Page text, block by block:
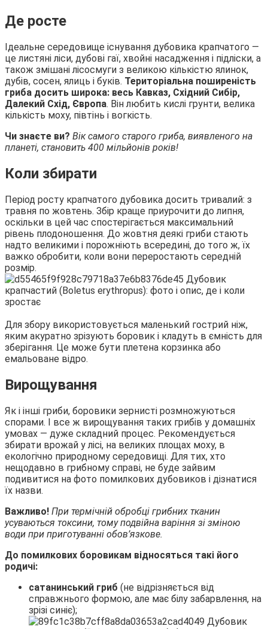
Де росте
Ідеальне середовище існування дубовика крапчатого —
це листяні ліси, дубові гаї, хвойні насадження і підліски, а
також змішані лісосмуги з великою кількістю ялинок,
дубів, сосен, ялиць і буків. Територіальна поширеність
гриба досить широка: весь Кавказ, Східний Сибір,
Далекий Схід, Європа. Він любить кислі грунти, велика
кількість моху, півтінь і вогкість.
Чи знаєте ви? Вік самого старого гриба, виявленого на
планеті, становить 400 мільйонів років!
Коли збирати
Період росту крапчатого дубовика досить тривалий: з
травня по жовтень. Збір краще приурочити до липня,
оскільки в цей час спостерігається максимальний
рівень плодоношення. До жовтня деякі гриби стають
надто великими і порожніють всередині, до того ж, їх
важко обробити, коли вони переростають середній
розмір.
Для збору використовується маленький гострий ніж,
яким акуратно зрізують боровик і кладуть в ємність для
зберігання. Це може бути плетена корзинка або
емальоване відро.
Вирощування
Як і інші гриби, боровики зернисті розмножуються
спорами. І все ж вирощування таких грибів у домашніх
умовах — дуже складний процес. Рекомендується
збирати врожай у лісі, на великих площах моху, в
екологічно природному середовищі. Для тих, хто
нещодавно в грибному справі, не буде зайвим
подивитися на фото помилкових дубовиков і дізнатися
їх назви.
Важливо! При термічній обробці грибних тканин
усуваються токсини, тому подвійна варіння зі зміною
води при приготуванні обов’язкове.
До помилкових боровикам відносяться такі його
родичі:
сатанинський гриб (не відрізняється від
справжнього формою, але має білу забарвлення, на
зрізі синіє);